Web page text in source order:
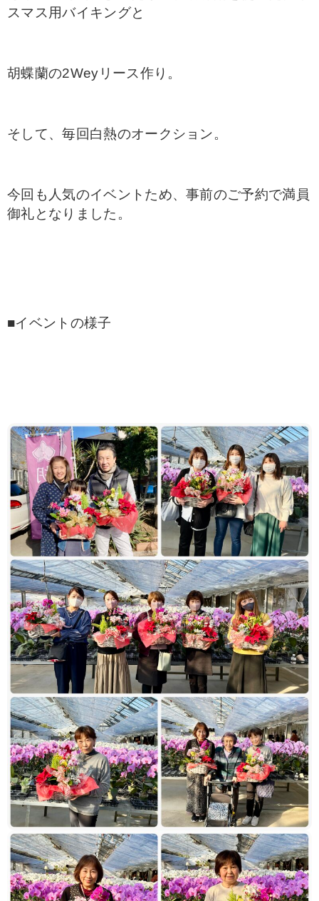
スマス用バイキングと
胡蝶蘭の2Weyリース作り。
そして、毎回白熱のオークション。
今回も人気のイベントため、事前のご予約で満員
御礼となりました。
■イベントの様子